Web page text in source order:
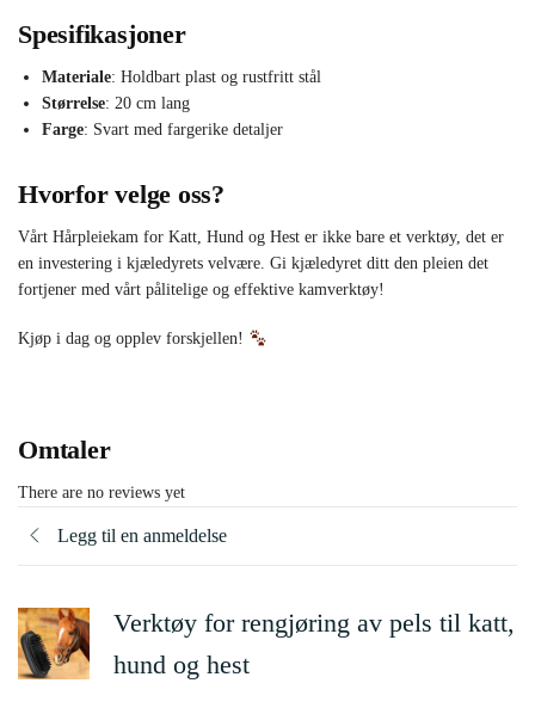
Spesifikasjoner
Materiale: Holdbart plast og rustfritt stål
Størrelse: 20 cm lang
Farge: Svart med fargerike detaljer
Hvorfor velge oss?
Vårt Hårpleiekam for Katt, Hund og Hest er ikke bare et verktøy, det er
en investering i kjæledyrets velvære. Gi kjæledyret ditt den pleien det
fortjener med vårt pålitelige og effektive kamverktøy!
Kjøp i dag og opplev forskjellen!
Omtaler
There are no reviews yet
Legg til en anmeldelse
Verktøy for rengjøring av pels til katt,
hund og hest